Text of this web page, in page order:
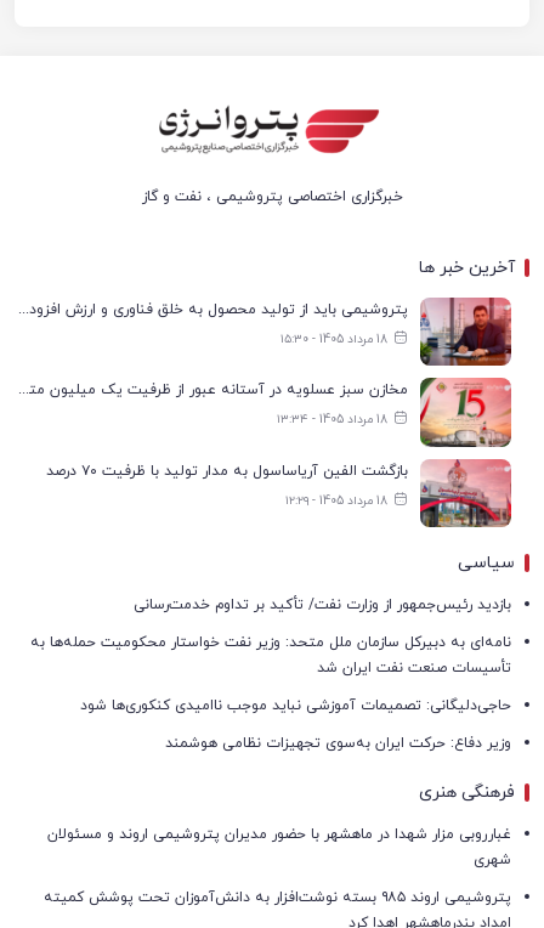
خبرگزاری اختصاصی پتروشیمی ، نفت و گاز
آخرین خبر ها
پتروشیمی باید از تولید محصول به خلق فناوری و ارزش افزوده حرکت کند
18 مرداد 1405 - ۱۵:۳۰
مخازن سبز عسلویه در آستانه عبور از ظرفیت یک میلیون مترمکعب
18 مرداد 1405 - ۱۳:۳۴
بازگشت الفین آریاساسول به مدار تولید با ظرفیت ۷۰ درصد
18 مرداد 1405 - ۱۲:۲۹
سیاسی
بازدید رئیس‌جمهور از وزارت نفت/ تأکید بر تداوم خدمت‌رسانی
نامه‌ای به دبیرکل سازمان ملل متحد: وزیر نفت خواستار محکومیت حمله‌ها به
تأسیسات صنعت نفت ایران شد
حاجی‌دلیگانی: تصمیمات آموزشی نباید موجب ناامیدی کنکوری‌ها شود
وزیر دفاع: حرکت ایران به‌سوی تجهیزات نظامی هوشمند
فرهنگی هنری
غبارروبی مزار شهدا در ماهشهر با حضور مدیران پتروشیمی اروند و مسئولان
شهری
پتروشیمی اروند ۹۸۵ بسته نوشت‌افزار به دانش‌آموزان تحت پوشش کمیته
امداد بندرماهشهر اهدا کرد